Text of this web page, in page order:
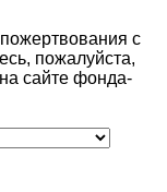
с
пожалуйста,
сайте фонда-